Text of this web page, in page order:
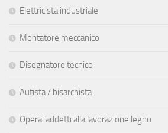
Elettricista industriale
Montatore meccanico
Disegnatore tecnico
Autista / bisarchista
Operai addetti alla lavorazione legno